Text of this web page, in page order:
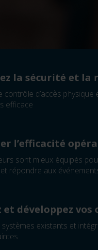
la sécurité et la
contrôle d’accès
efficace
l’efficacité
sont mieux équipés
répondre aux
et développez vos
existants et